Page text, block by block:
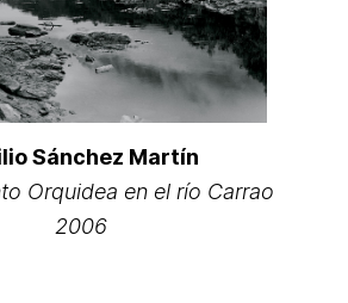
Sánchez Martín
Orquidea en el río Carrao
2006